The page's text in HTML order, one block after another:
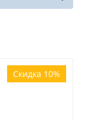
Скидка 10%